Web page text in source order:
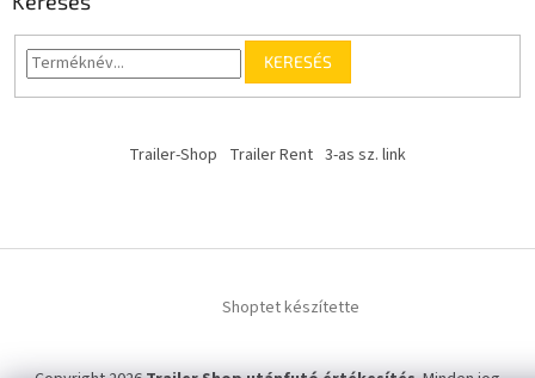
KERESÉS
Trailer-Shop Trailer Rent 3-as sz. link
Shoptet készítette